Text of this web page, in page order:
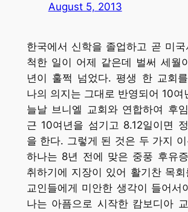
August 5, 2013
한국에서 신학을 졸업하고 곧 미
척한 일이 어제 같은데 벌써 세월
년이 훌쩍 넘었다. 평생 한 교회
나의 의지는 그대로 반영되어 10
늘날 브니엘 교회와 연합하여 후
근 10여년을 섬기고 8.12일이면
을 한다. 그렇게 된 것은 두 가지
하나는 8년 전에 맞은 중풍 후유
취하기에 지장이 있어 활기찬 목
교인들에게 미안한 생각이 들어서
나는 아픔으로 시작한 캄보디아